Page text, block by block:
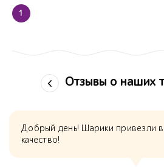
1
Отзывы о наших
Добрый день! Шарики привезли
качество!